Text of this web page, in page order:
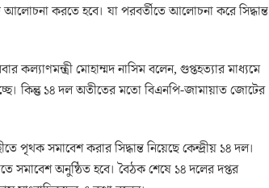
করতে হবে। যা পরবর্তীতে আলোচনা করে সিদ্ধান্ত
কল্যাণমন্ত্রী মোহাম্মদ নাসিম বলেন, গুপ্তহত্যার মাধ্যমে
কিন্তু ১৪ দল অতীতের মতো বিএনপি-জামায়াত জোটের
পৃথক সমাবেশ করার সিদ্ধান্ত নিয়েছে কেন্দ্রীয় ১৪ দল।
সমাবেশ অনুষ্ঠিত হবে। বৈঠক শেষে ১৪ দলের দপ্তর